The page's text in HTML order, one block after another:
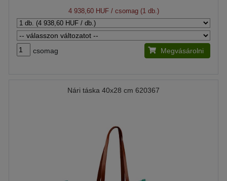
4 938,60 HUF/ csomag (1 db.)
csomag Megvásárolni
Nári táska 40x28 cm 620367